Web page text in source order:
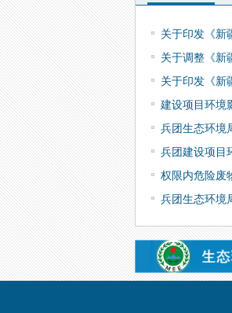
关于印发《
关于调整《
关于印发《
建设项目环境
兵团生态环境
兵团建设项目
权限内危险废
兵团生态环境